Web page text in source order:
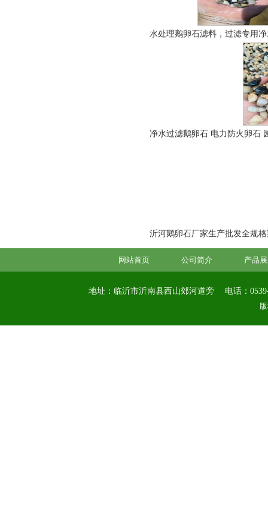
水处理鹅卵石滤料，过滤专用
净水过滤鹅卵石 电力防火卵石
沂河鹅卵石厂家生产批发全规
网站首页 公司简介 产品
地址：临沂市沂南县西山郊河道旁
电话：